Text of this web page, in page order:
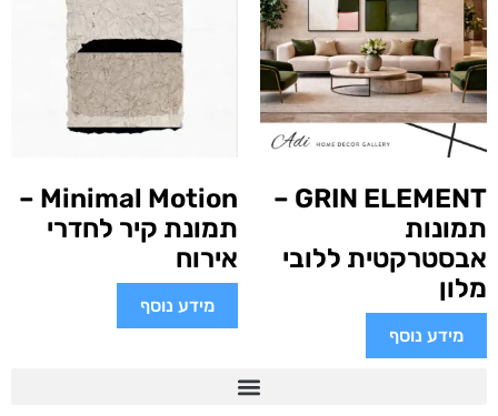
GRIN ELEMENT –
תמונות
אבסטרקטית ללובי
מלון
מידע נוסף
Minimal Motion –
תמונת קיר לחדרי
אירוח
מידע נוסף